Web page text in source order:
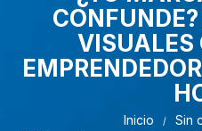
VISUALES
Inicio
Sin